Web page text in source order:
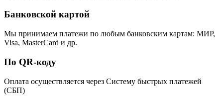
Банковской картой
Мы принимаем платежи по любым банковским картам: МИР,
Visa, MasterCard и др.
По QR-коду
Оплата осуществляется через Систему быстрых платежей
(СБП)